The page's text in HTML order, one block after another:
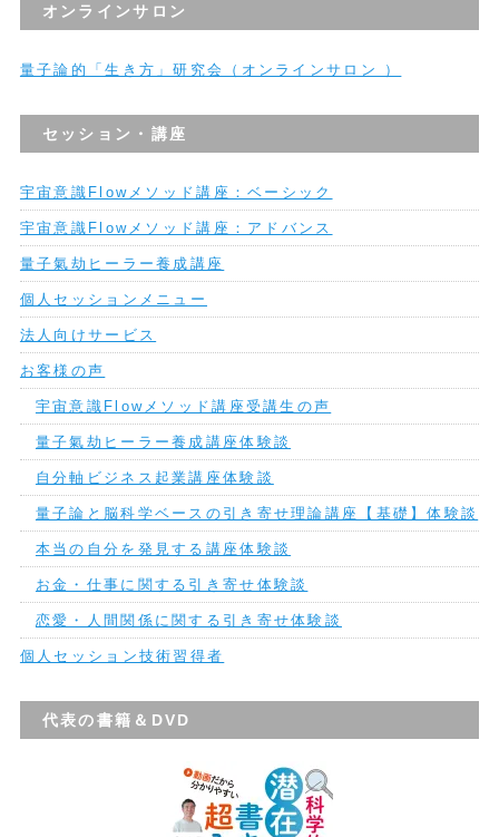
オンラインサロン
量子論的「生き方」研究会（オンラインサロン ）
セッション・講座
宇宙意識Flowメソッド講座：ベーシック
宇宙意識Flowメソッド講座：アドバンス
量子氣劫ヒーラー養成講座
個人セッションメニュー
法人向けサービス
お客様の声
宇宙意識Flowメソッド講座受講生の声
量子氣劫ヒーラー養成講座体験談
自分軸ビジネス起業講座体験談
量子論と脳科学ベースの引き寄せ理論講座【基礎】体験談
本当の自分を発見する講座体験談
お金・仕事に関する引き寄せ体験談
恋愛・人間関係に関する引き寄せ体験談
個人セッション技術習得者
代表の書籍＆DVD